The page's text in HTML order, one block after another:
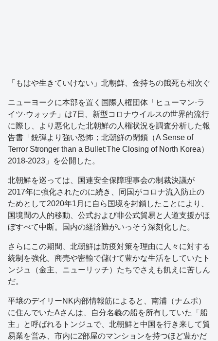
「もはや生きていけない」北朝鮮、金持ちの餓死も相次ぐ
ニューヨークに本部を置く国際人権団体「ヒューマン·ラ
イツ·ウォッチ」は7日、新型コロナウイルスの世界的流行
に際し、より悪化した北朝鮮の人権状況を調査分析した報
告書「銃弾より強い恐怖；北朝鮮の閉鎖（A Sense of
Terror Stronger than a Bullet:The Closing of North Korea）
2018-2023」を公開した。
北朝鮮を巡っては、国連安全保障理事会の制裁決議が
2017年に強化されたのに続き、同国がコロナ流入防止の
ためとして2020年1月に自ら国境を封鎖したことにより、
国境間の人的移動、公式および非公式貿易と人道支援がほ
ぼすべて中断。国内の経済難がいっそう深刻化した。
さらにこの期間、北朝鮮は防疫対策を理由に人々に対する
統制を強化。商売や密輸で儲けて豊かな生活をしていたト
ンジュ（金主、ニューリッチ）たちでさえも飢えに苦しん
だ。
平壌のデイリーNK内部情報筋によると、南浦（ナムポ）
に住んでいたAさんは、自分名義の船を所有していた「船
主」と呼ばれるトンジュで、北朝鮮と中国を行き来して貿
易業を営み、市内に2部屋のマンションを持つほど豊かだ